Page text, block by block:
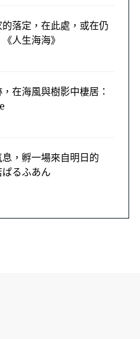
落定，在此處，或在仍
人生海海》
在海風與樹影中棲居：
，孵一場來自明日的
るふあん